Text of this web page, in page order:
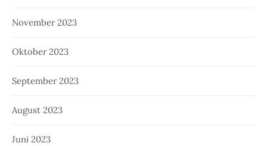
November 2023
Oktober 2023
September 2023
August 2023
Juni 2023